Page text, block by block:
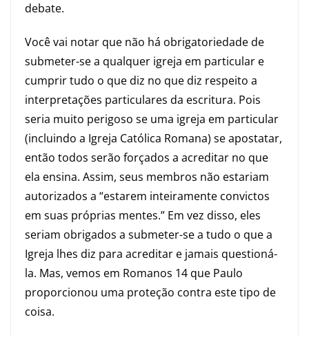
debate.
Você vai notar que não há obrigatoriedade de
submeter-se a qualquer igreja em particular e
cumprir tudo o que diz no que diz respeito a
interpretações particulares da escritura. Pois
seria muito perigoso se uma igreja em particular
(incluindo a Igreja Católica Romana) se apostatar,
então todos serão forçados a acreditar no que
ela ensina. Assim, seus membros não estariam
autorizados a “estarem inteiramente convictos
em suas próprias mentes.” Em vez disso, eles
seriam obrigados a submeter-se a tudo o que a
Igreja lhes diz para acreditar e jamais questioná-
la. Mas, vemos em Romanos 14 que Paulo
proporcionou uma proteção contra este tipo de
coisa.